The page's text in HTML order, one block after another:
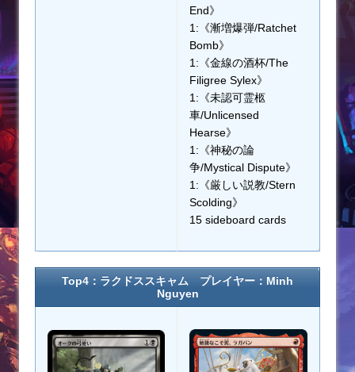
End》
1:《漸増爆弾/Ratchet
Bomb》
1:《金線の酒杯/The
Filigree Sylex》
1:《未認可霊柩
車/Unlicensed
Hearse》
1:《神秘の論
争/Mystical Dispute》
1:《厳しい説教/Stern
Scolding》
15 sideboard cards
Top4：ラクドススキャム プレイヤー：Minh
Nguyen